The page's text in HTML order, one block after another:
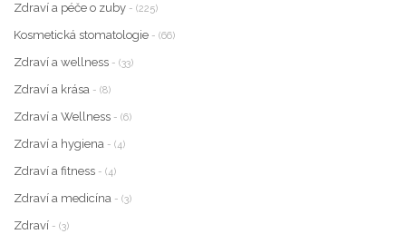
Zdraví a péče o zuby - (225)
Kosmetická stomatologie - (66)
Zdraví a wellness - (33)
Zdraví a krása - (8)
Zdraví a Wellness - (6)
Zdraví a hygiena - (4)
Zdraví a fitness - (4)
Zdraví a medicína - (3)
Zdraví - (3)